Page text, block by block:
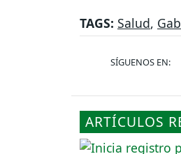
TAGS: Salud,
SÍGUENOS EN:
ARTÍCULOS